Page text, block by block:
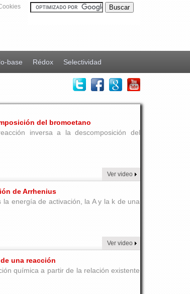
base Rédox Selectividad
del bromoetano
inversa a la descomposición del
Ver video
de Arrhenius
energía de activación, la A y la k de una
Ver video
una reacción
química a partir de la relación existente